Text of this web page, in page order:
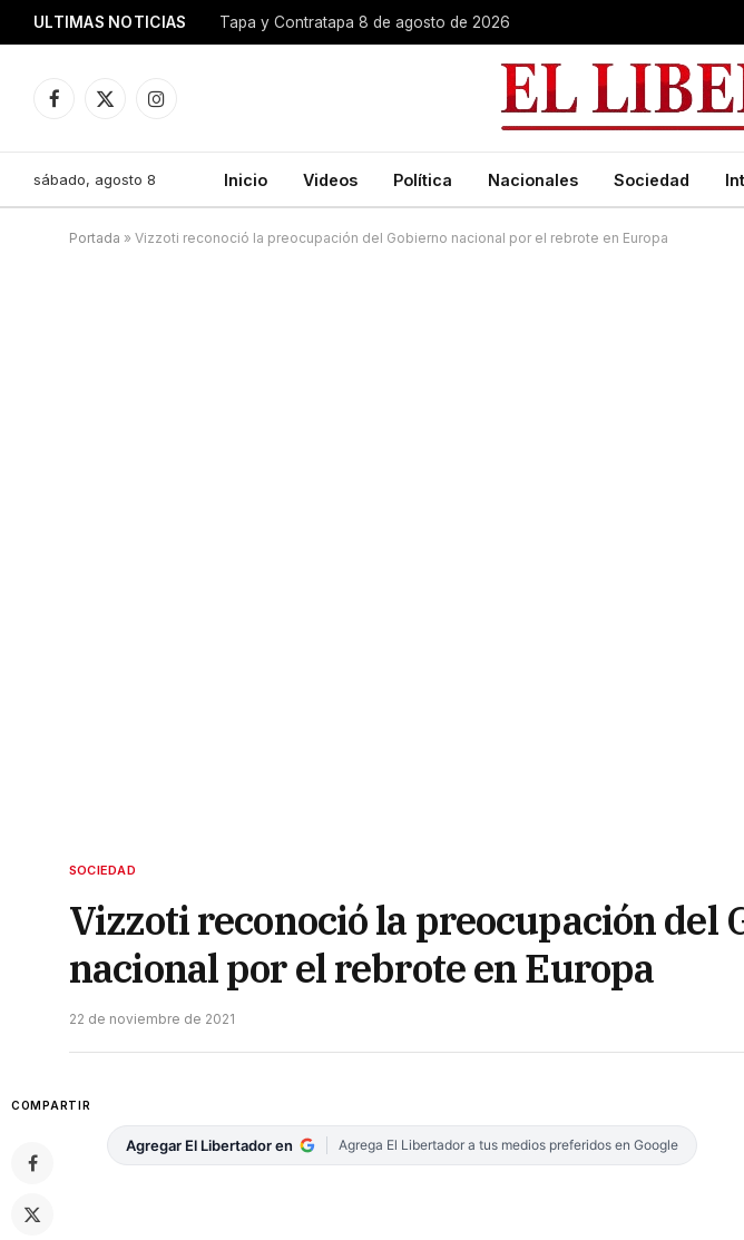
ULTIMAS NOTICIAS Tapa y Contratapa 8 de agosto de 2026
Facebook
X
Instagram
sábado, agosto 8 Inicio Videos Política Nacionales Sociedad
Portada » Vizzoti reconoció la preocupación del Gobierno nacional por el rebrote en Europa
SOCIEDAD
Vizzoti reconoció la preocupación del
nacional por el rebrote en Europa
22 de noviembre de 2021
COMPARTIR
Agregar El Libertador en Agrega El Libertador a tus medios preferidos en Google